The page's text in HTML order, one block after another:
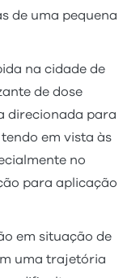
de uma pequena
na cidade de
de dose
direcionada para
em vista às
no
para aplicação
em situação de
uma trajetória